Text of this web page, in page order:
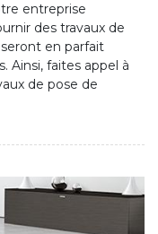
entreprise
des travaux de
en parfait
Ainsi, faites appel à
de pose de